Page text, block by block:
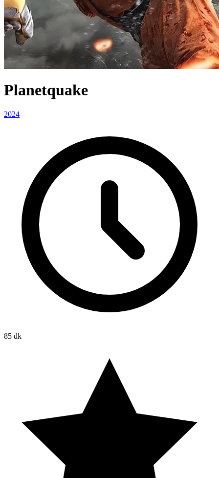
Planetquake
2024
85 dk